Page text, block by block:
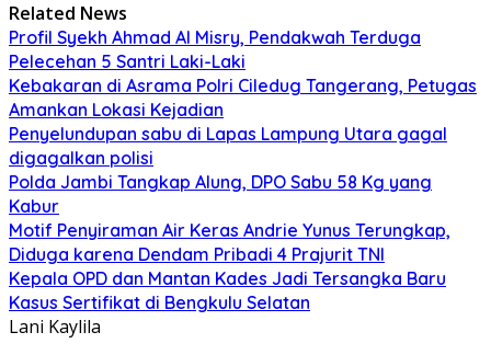
Related News
Profil Syekh Ahmad Al Misry, Pendakwah Terduga
Pelecehan 5 Santri Laki-Laki
Kebakaran di Asrama Polri Ciledug Tangerang, Petugas
Amankan Lokasi Kejadian
Penyelundupan sabu di Lapas Lampung Utara gagal
digagalkan polisi
Polda Jambi Tangkap Alung, DPO Sabu 58 Kg yang
Kabur
Motif Penyiraman Air Keras Andrie Yunus Terungkap,
Diduga karena Dendam Pribadi 4 Prajurit TNI
Kepala OPD dan Mantan Kades Jadi Tersangka Baru
Kasus Sertifikat di Bengkulu Selatan
Lani Kaylila